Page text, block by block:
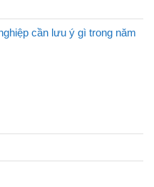
cần lưu ý gì trong năm